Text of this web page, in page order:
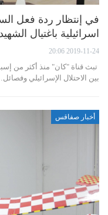
في إنتظار ردة فعل
اسرائيلية باغتيال
2019-11-24 20:06
تبث قناة "كان" منذ أكثر من
بين الاحتلال الإسرائيلي وفصائل…
أخبار صفاقس